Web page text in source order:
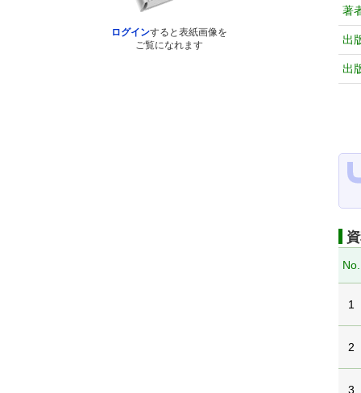
ログインすると表紙画像を
ご覧になれます
著
出
出
No.
1
2
3